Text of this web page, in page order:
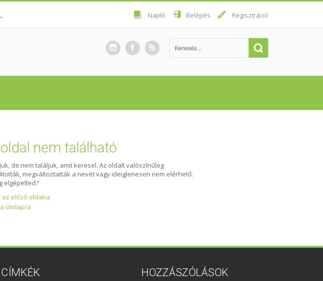
Napló Belépés Regisztráció
nem található
de nem találjuk, amit keresel. Az oldalt valószínűleg
megváltoztatták a nevét vagy ideiglenesen nem elérhető.
elgépelted?
az előző oldalra
címlapra
CÍMKÉK HOZZÁSZÓLÁSOK